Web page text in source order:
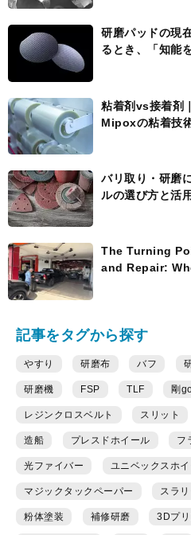
研磨パッドの現
るとき、「知能
粘着剤vs接着剤
Mipoxの粘着技
バリ取り・研磨
ルの選び方と活
The Turning
and Repair:
記事をタグから探す
やすり 研磨布 バフ
研磨機 FSP TLF 剛
レジンクロスベルト スリット
造船 プレスドホイール フ
光ファイバー ユニベックスホ
マジックタックペーパー スラ
粉体塗装 補修研磨 3Dプ